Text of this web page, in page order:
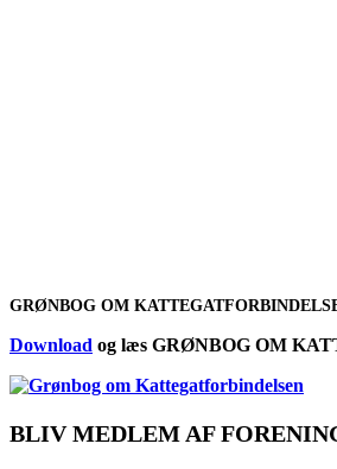
GRØNBOG OM
Download og læs GRØNBOG OM
BLIV MEDLEM AF